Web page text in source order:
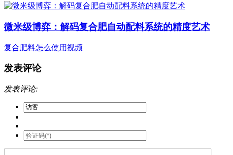
微米级博弈：解码复合肥自动配料系统的精度艺术
复合肥料怎么使用视频
发表评论
发表评论: